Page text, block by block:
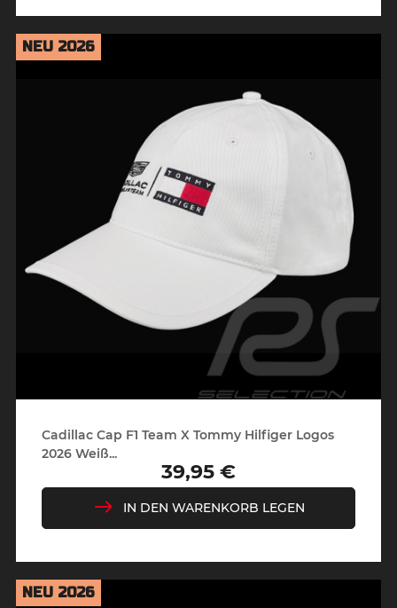
Cadillac Cap F1 Team X Tommy Hilfiger Logos
2026 Weiß...
Preis
39,95 €
IN DEN WARENKORB LEGEN
NEU 2026
NEU 2026